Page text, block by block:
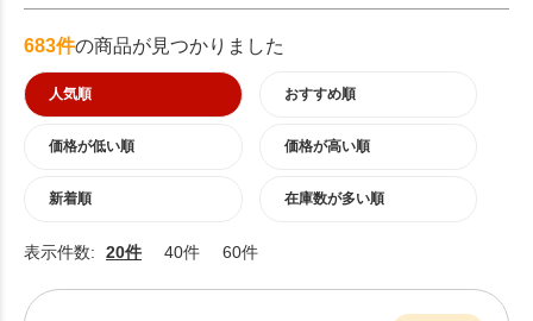
683件の商品が見つかりました
人気順 おすすめ順
価格が低い順 価格が高い順
新着順 在庫数が多い順
表示件数: 20件 40件 60件